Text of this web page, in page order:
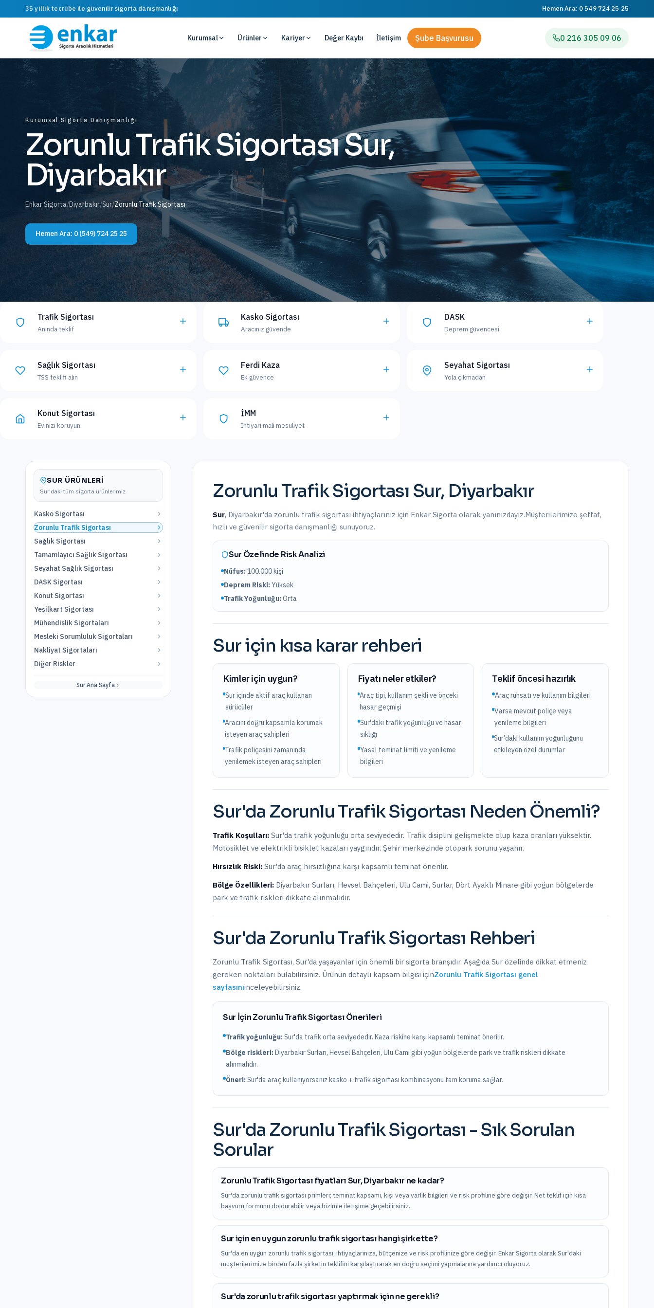
35 yıllık tecrübe ile güvenilir sigorta danışmanlığı Hemen Ara: 0 549 724 25 25
Kurumsal Ürünler Kariyer Değer Kaybı İletişim Şube Başvurusu 0 216 305 09 06
Kurumsal Sigorta Danışmanlığı
Zorunlu Trafik Sigortası Sur,
Diyarbakır
Enkar Sigorta/Diyarbakır/Sur/Zorunlu Trafik Sigortası
Hemen Ara: 0 (549) 724 25 25
Trafik Sigortası
Anında teklif
Kasko Sigortası
Aracınız güvende
DASK
Deprem güvencesi
Sağlık Sigortası
TSS teklifi alın
Ferdi Kaza
Ek güvence
Seyahat Sigortası
Yola çıkmadan
Konut Sigortası
Evinizi koruyun
İMM
İhtiyari mali mesuliyet
SUR ÜRÜNLERI
Sur'daki tüm sigorta ürünlerimiz
Kasko Sigortası
Zorunlu Trafik Sigortası
Sağlık Sigortası
Tamamlayıcı Sağlık Sigortası
Seyahat Sağlık Sigortası
DASK Sigortası
Konut Sigortası
Yeşilkart Sigortası
Mühendislik Sigortaları
Mesleki Sorumluluk Sigortaları
Nakliyat Sigortaları
Diğer Riskler
SurAna Sayfa
Zorunlu Trafik Sigortası Sur, Diyarbakır
Sur, Diyarbakır'da zorunlu trafik sigortası ihtiyaçlarınız için Enkar Sigorta olarak yanınızdayız.Müşterilerimize şeffaf,
hızlı ve güvenilir sigorta danışmanlığı sunuyoruz.
Sur Özelinde Risk Analizi
Nüfus:100.000kişi
Deprem Riski:Yüksek
Trafik Yoğunluğu:Orta
Suriçin kısa karar rehberi
Kimler için uygun?
Sur içinde aktif araç kullanan
sürücüler
Aracını doğru kapsamla korumak
isteyen araç sahipleri
Trafik poliçesini zamanında
yenilemek isteyen araç sahipleri
Fiyatı neler etkiler?
Araç tipi, kullanım şekli ve önceki
hasar geçmişi
Sur'daki trafik yoğunluğu ve hasar
sıklığı
Yasal teminat limiti ve yenileme
bilgileri
Teklif öncesi hazırlık
Araç ruhsatı ve kullanım bilgileri
Varsa mevcut poliçe veya
yenileme bilgileri
Sur'daki kullanım yoğunluğunu
etkileyen özel durumlar
Sur'da Zorunlu Trafik Sigortası Neden Önemli?
Trafik Koşulları: Sur'da trafik yoğunluğu orta seviyededir. Trafik disiplini gelişmekte olup kaza oranları yüksektir.
Motosiklet ve elektrikli bisiklet kazaları yaygındır. Şehir merkezinde otopark sorunu yaşanır.
Hırsızlık Riski: Sur'da araç hırsızlığına karşı kapsamlı teminat önerilir.
Bölge Özellikleri: Diyarbakır Surları, Hevsel Bahçeleri, Ulu Cami, Surlar, Dört Ayaklı Minare gibi yoğun bölgelerde
park ve trafik riskleri dikkate alınmalıdır.
Sur'da Zorunlu Trafik Sigortası Rehberi
Zorunlu Trafik Sigortası, Sur'da yaşayanlar için önemli bir sigorta branşıdır. Aşağıda Sur özelinde dikkat etmeniz
gereken noktaları bulabilirsiniz. Ürünün detaylı kapsam bilgisi içinZorunlu Trafik Sigortası genel
sayfasınıinceleyebilirsiniz.
Sur İçinZorunlu Trafik SigortasıÖnerileri
Trafik yoğunluğu:Sur'da trafikortaseviyededir. Kaza riskine karşı kapsamlı teminat önerilir.
Bölge riskleri:Diyarbakır Surları, Hevsel Bahçeleri, Ulu Cami gibi yoğun bölgelerde park ve trafik riskleri dikkate
alınmalıdır.
Öneri:Sur'da araç kullanıyorsanız kasko + trafik sigortası kombinasyonu tam koruma sağlar.
Sur'da Zorunlu Trafik Sigortası - Sık Sorulan
Sorular
Zorunlu Trafik Sigortası fiyatları Sur, Diyarbakır ne kadar?
Sur'da zorunlu trafik sigortası primleri; teminat kapsamı, kişi veya varlık bilgileri ve risk profiline göre değişir. Net teklif için kısa
başvuru formunu doldurabilir veya bizimle iletişime geçebilirsiniz.
Sur için en uygun zorunlu trafik sigortası hangi şirkette?
Sur'da en uygun zorunlu trafik sigortası; ihtiyaçlarınıza, bütçenize ve risk profilinize göre değişir. Enkar Sigorta olarak Sur'daki
müşterilerimize birden fazla şirketin teklifini karşılaştırarak en doğru seçimi yapmalarına yardımcı oluyoruz.
Sur'da zorunlu trafik sigortası yaptırmak için ne gerekli?